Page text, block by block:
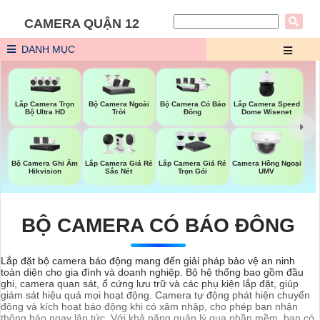
CAMERA QUẬN 12
DANH MỤC
Lắp Camera Trọn
Bộ Ultra HD
Bộ Camera Ngoài
Trời
Bộ Camera Có Báo
Đông
Lắp Camera Speed
Dome Wisenet
Bộ Camera Ghi Âm
Hikvision
Lắp Camera Giá Rẻ
Sắc Nét
Lắp Camera Giá Rẻ
Trọn Gói
Camera Hồng Ngoại
UMV
BỘ CAMERA CÓ BÁO ĐÔNG
Lắp đặt bộ camera báo động mang đến giải pháp bảo vệ an ninh
toàn diện cho gia đình và doanh nghiệp. Bộ hệ thống bao gồm đầu
ghi, camera quan sát, ổ cứng lưu trữ và các phụ kiện lắp đặt, giúp
giám sát hiệu quả mọi hoạt động. Camera tự động phát hiện chuyển
động và kích hoạt báo động khi có xâm nhập, cho phép bạn nhận